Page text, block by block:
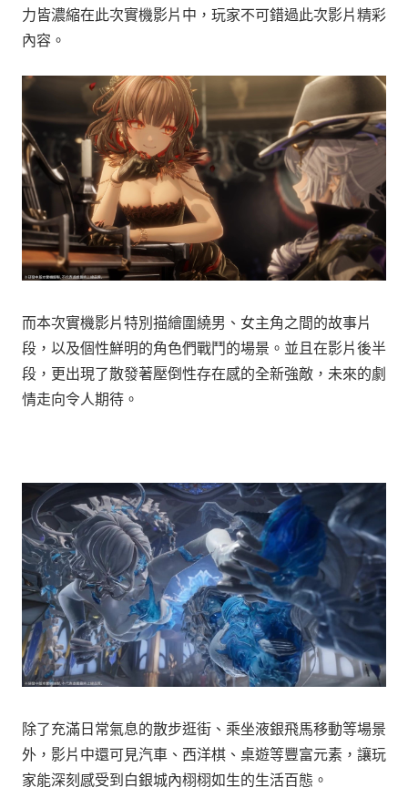
力皆濃縮在此次實機影片中，玩家不可錯過此次影片精彩
內容。
而本次實機影片特別描繪圍繞男、女主角之間的故事片
段，以及個性鮮明的角色們戰鬥的場景。並且在影片後半
段，更出現了散發著壓倒性存在感的全新強敵，未來的劇
情走向令人期待。
除了充滿日常氣息的散步逛街、乘坐液銀飛馬移動等場景
外，影片中還可見汽車、西洋棋、桌遊等豐富元素，讓玩
家能深刻感受到白銀城內栩栩如生的生活百態。